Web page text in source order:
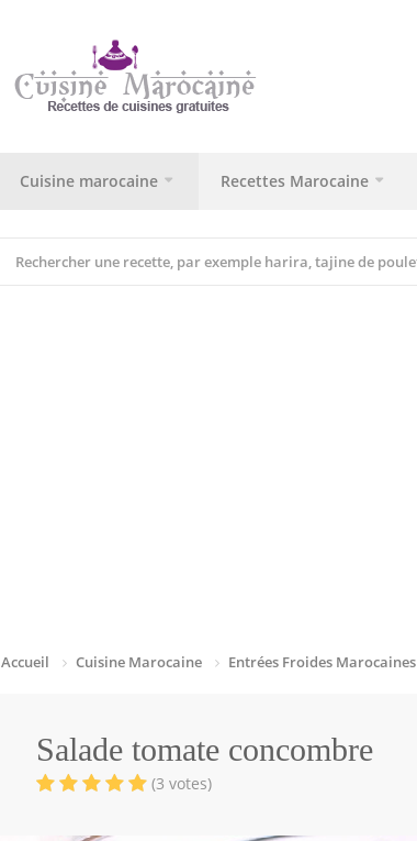
Cuisine marocaine Recettes Marocaine
Accueil Cuisine Marocaine Entrées Froides Marocaines
Salade tomate concombre
(3 votes)